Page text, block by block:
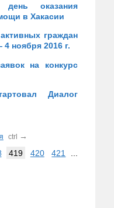
день оказания
в Хакасии
граждан
ноября 2016 г.
на конкурс
Диалог
ctrl →
419 420 421